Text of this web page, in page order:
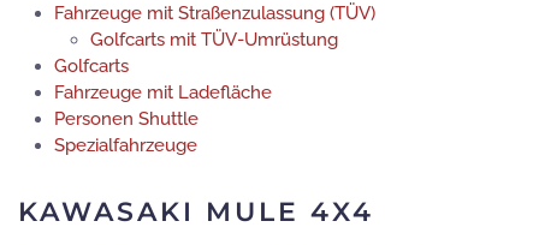
Fahrzeuge mit Straßenzulassung (TÜV)
Golfcarts mit TÜV-Umrüstung
Golfcarts
Fahrzeuge mit Ladefläche
Personen Shuttle
Spezialfahrzeuge
KAWASAKI MULE 4X4